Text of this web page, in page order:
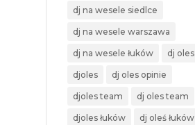
dj na wesele siedlce
dj na wesele warszawa
dj na wesele łuków dj oles
djoles dj oles opinie
djoles team dj oles team
djoles łuków dj oleś łuków